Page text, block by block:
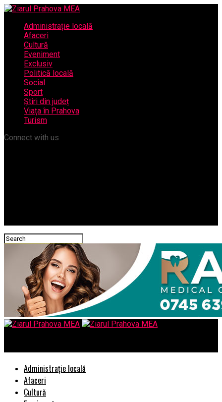
Administrație locală
Afaceri
Cultură
Eveniment
Exclusiv
Politică locală
Social
Sport
Știri din județ
Viața în Prahova
Turism
Connect with us
Administrație locală
Afaceri
Cultură